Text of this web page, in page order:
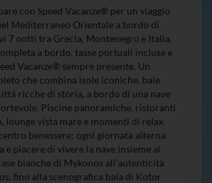
con Speed Vacanze® per un viaggio
Mediterraneo Orientale a bordo di
7 notti tra Grecia, Montenegro e Italia,
a bordo, tasse portuali incluse e
Vacanze® sempre presente. Un
che combina isole iconiche, baie
ricche di storia, a bordo di una nave
Piscine panoramiche, ristoranti
lounge vista mare e momenti di relax
benessere: ogni giornata alterna
e piacere di vivere la nave insieme al
bianche di Mykonos all’autenticità
fino alla scenografica baia di Kotor